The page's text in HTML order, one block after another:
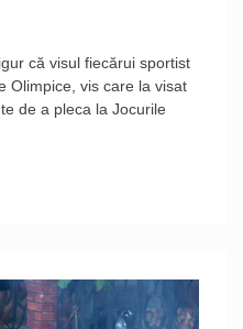
că visul fiecărui sportist
Olimpice, vis care la visat
de a pleca la Jocurile